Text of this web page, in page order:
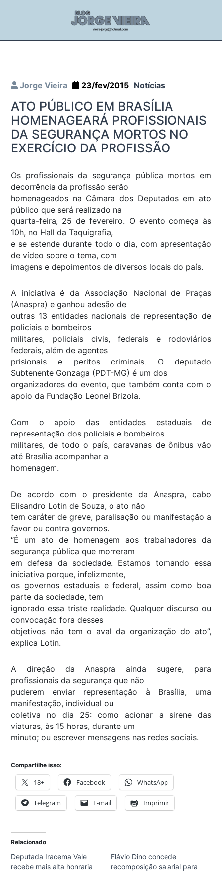
Jorge Vieira 23/fev/2015 Notícias
ATO PÚBLICO EM BRASÍLIA
HOMENAGEARÁ PROFISSIONAIS
DA SEGURANÇA MORTOS NO
EXERCÍCIO DA PROFISSÃO
Os profissionais da segurança pública mortos em
decorrência da profissão serão
homenageados na Câmara dos Deputados em ato
público que será realizado na
quarta-feira, 25 de fevereiro. O evento começa às
10h, no Hall da Taquigrafia,
e se estende durante todo o dia, com apresentação
de vídeo sobre o tema, com
imagens e depoimentos de diversos locais do país.
A iniciativa é da Associação Nacional de Praças
(Anaspra) e ganhou adesão de
outras 13 entidades nacionais de representação de
policiais e bombeiros
militares, policiais civis, federais e rodoviários
federais, além de agentes
prisionais e peritos criminais. O deputado
Subtenente Gonzaga (PDT-MG) é um dos
organizadores do evento, que também conta com o
apoio da Fundação Leonel Brizola.
Com o apoio das entidades estaduais de
representação dos policiais e bombeiros
militares, de todo o país, caravanas de ônibus vão
até Brasília acompanhar a
homenagem.
De acordo com o presidente da Anaspra, cabo
Elisandro Lotin de Souza, o ato não
tem caráter de greve, paralisação ou manifestação a
favor ou contra governos.
“É um ato de homenagem aos trabalhadores da
segurança pública que morreram
em defesa da sociedade. Estamos tomando essa
iniciativa porque, infelizmente,
os governos estaduais e federal, assim como boa
parte da sociedade, tem
ignorado essa triste realidade. Qualquer discurso ou
convocação fora desses
objetivos não tem o aval da organização do ato”,
explica Lotin.
A direção da Anaspra ainda sugere, para
profissionais da segurança que não
puderem enviar representação à Brasília, uma
manifestação, individual ou
coletiva no dia 25: como acionar a sirene das
viaturas, às 15 horas, durante um
minuto; ou escrever mensagens nas redes sociais.
Compartilhe isso:
18+ Facebook WhatsApp
Telegram E-mail Imprimir
Relacionado
Deputada Iracema Vale
recebe mais alta honraria
Flávio Dino concede
recomposição salarial para